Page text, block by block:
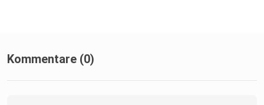
Kommentare (0)